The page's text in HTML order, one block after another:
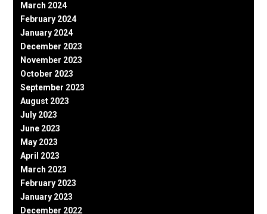
March 2024
February 2024
January 2024
December 2023
November 2023
October 2023
September 2023
August 2023
July 2023
June 2023
May 2023
April 2023
March 2023
February 2023
January 2023
December 2022